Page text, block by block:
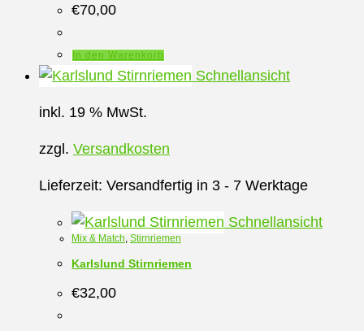
€70,00
In den Warenkorb
Schnellansicht
inkl. 19 % MwSt.
zzgl. Versandkosten
Lieferzeit: Versandfertig in 3 - 7 Werktage
Schnellansicht
Mix & Match Stirnriemen
Karlslund Stirnriemen
€32,00